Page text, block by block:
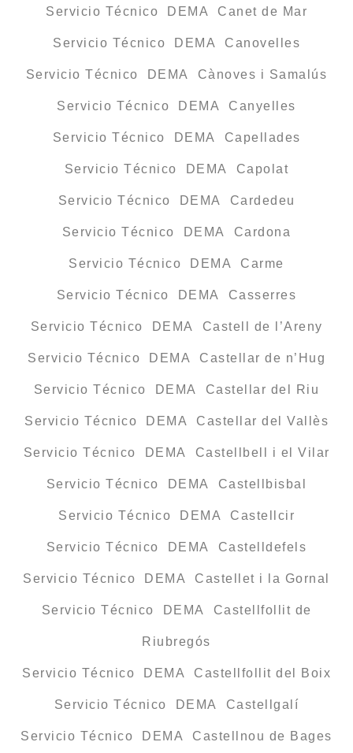
Servicio Técnico DEMA Canet de Mar
Servicio Técnico DEMA Canovelles
Servicio Técnico DEMA Cànoves i Samalús
Servicio Técnico DEMA Canyelles
Servicio Técnico DEMA Capellades
Servicio Técnico DEMA Capolat
Servicio Técnico DEMA Cardedeu
Servicio Técnico DEMA Cardona
Servicio Técnico DEMA Carme
Servicio Técnico DEMA Casserres
Servicio Técnico DEMA Castell de l’Areny
Servicio Técnico DEMA Castellar de n’Hug
Servicio Técnico DEMA Castellar del Riu
Servicio Técnico DEMA Castellar del Vallès
Servicio Técnico DEMA Castellbell i el Vilar
Servicio Técnico DEMA Castellbisbal
Servicio Técnico DEMA Castellcir
Servicio Técnico DEMA Castelldefels
Servicio Técnico DEMA Castellet i la Gornal
Servicio Técnico DEMA Castellfollit de
Riubregós
Servicio Técnico DEMA Castellfollit del Boix
Servicio Técnico DEMA Castellgalí
Servicio Técnico DEMA Castellnou de Bages